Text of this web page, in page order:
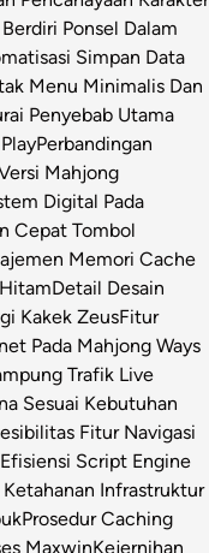
Ponsel Dalam
Simpan Data
Menu Minimalis Dan
Penyebab Utama
Perbandingan
Mahjong
Digital Pada
Cepat Tombol
Memori Cache
Detail Desain
Kakek ZeusFitur
Pada Mahjong Ways
Trafik Live
Sesuai Kebutuhan
Fitur Navigasi
Script Engine
Infrastruktur
Prosedur Caching
MaxwinKejernihan